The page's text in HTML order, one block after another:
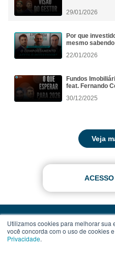
Utilizamos cookies para melhorar
você concorda com o uso de cookies
Privacidade.
29/01/2026
Por que
mesmo
22/01/2026
Fundos
feat. Fernando
30/12/2025
Veja